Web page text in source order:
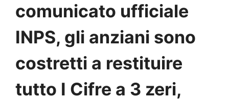
comunicato ufficiale
INPS, gli anziani sono
costretti a restituire
tutto I Cifre a 3 zeri,